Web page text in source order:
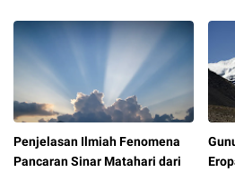
Penjelasan Ilmiah Fenomena
Pancaran Sinar Matahari dari